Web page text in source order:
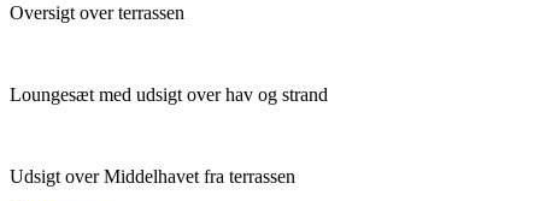
Oversigt over terrassen
Loungesæt med udsigt over hav og strand
Udsigt over Middelhavet fra terrassen